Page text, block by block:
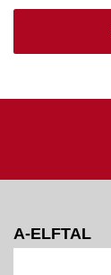
A-ELFTAL